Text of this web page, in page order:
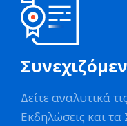
Δείτε αναλυτικά
Εκδηλώσεις και